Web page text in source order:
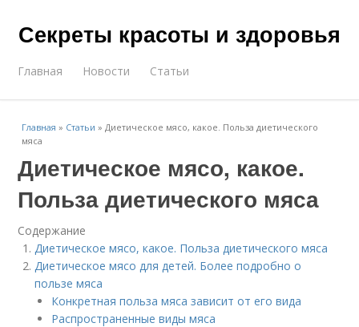
Секреты красоты и здоровья
Главная Новости Статьи
Главная » Статьи »Диетическое мясо, какое. Польза диетического
мяса
Диетическое мясо, какое.
Польза диетического мяса
Содержание
Диетическое мясо, какое. Польза диетического мяса
Диетическое мясо для детей. Более подробно о
пользе мяса
Конкретная польза мяса зависит от его вида
Распространенные виды мяса